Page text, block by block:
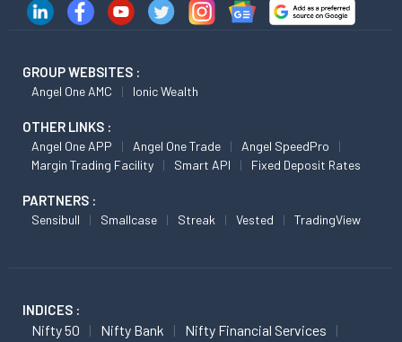
GROUP WEBSITES :
Angel One AMC Ionic Wealth
OTHER LINKS :
Angel One APP Angel One Trade
Angel SpeedPro
Margin Trading Facility
Smart API Fixed Deposit Rates
PARTNERS :
Sensibull Smallcase Streak Vested TradingView
INDICES :
Nifty 50 Nifty Bank
Nifty Financial Services